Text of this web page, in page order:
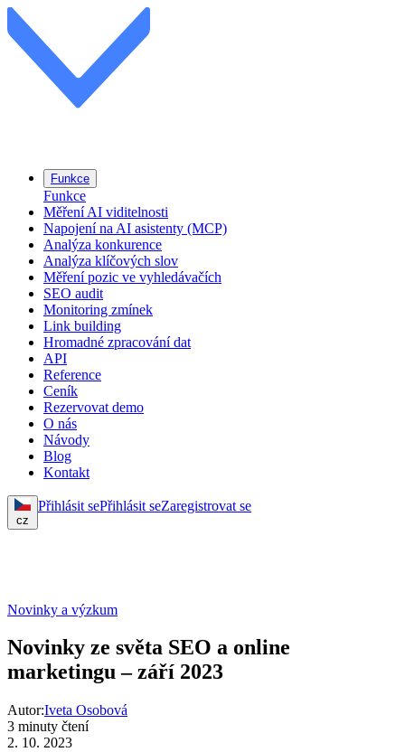
Funkce
Funkce
Měření AI viditelnosti
Napojení na AI asistenty (MCP)
Analýza konkurence
Analýza klíčových slov
Měření pozic ve vyhledávačích
SEO audit
Monitoring zmínek
Link building
Hromadné zpracování dat
API
Reference
Ceník
Rezervovat demo
O nás
Návody
Blog
Kontakt
cz
Přihlásit sePřihlásit seZaregistrovat se
Novinky a výzkum
Novinky ze světa SEO a online
marketingu – září 2023
Autor:Iveta Osobová
3 minuty čtení
2. 10. 2023